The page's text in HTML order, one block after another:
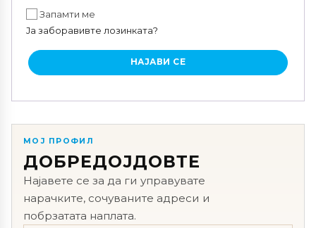
Запамти ме
Ја заборавивте лозинката?
НАЈАВИ СЕ
МОЈ ПРОФИЛ
ДОБРЕДОЈДОВТЕ
Најавете се за да ги управувате
нарачките, сочуваните адреси и
побрзатата наплата.